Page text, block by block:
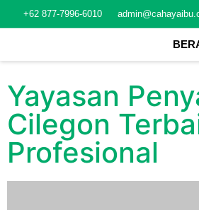
+62 877-7996-6010
Yayasan
Cilegon
Profesional